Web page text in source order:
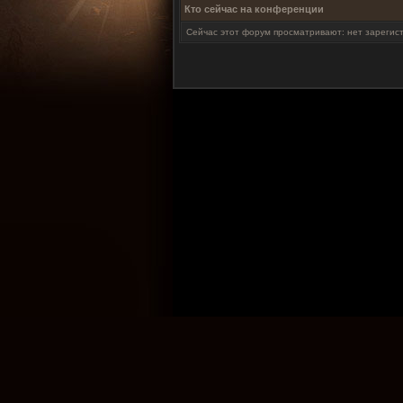
Кто сейчас на конференции
Сейчас этот форум просматривают: нет